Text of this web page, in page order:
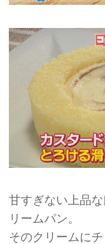
甘すぎない上品
リームパン。
そのクリームに